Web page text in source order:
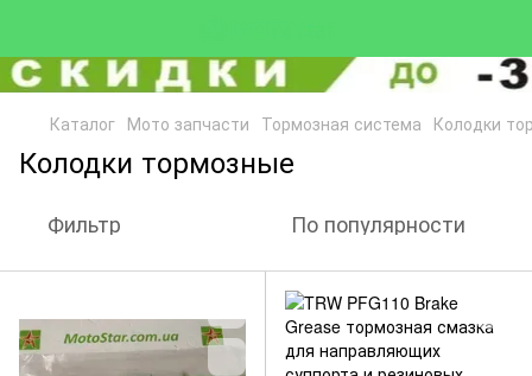
Каталог Мото запчасти Тормозная система Колодки
Колодки тормозные
Фильтр По популярности